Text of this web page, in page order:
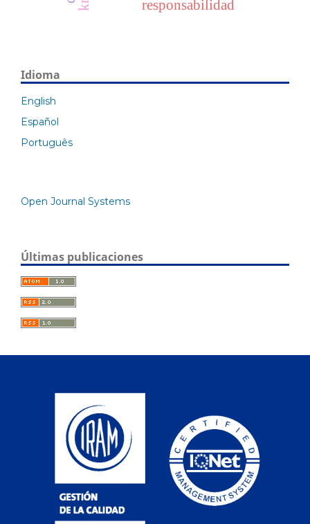
responsabilidad
Idioma
English
Español
Português
Open Journal Systems
Últimas publicaciones